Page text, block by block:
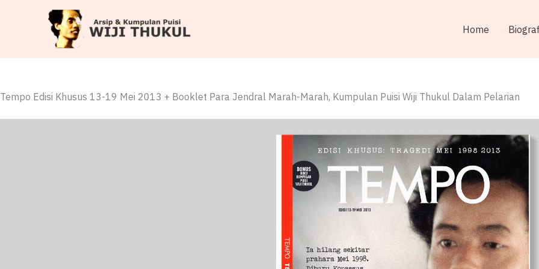
Home
Tempo Edisi Khusus 13-19 Mei 2013 + Booklet Para Jendral Marah-Marah, Kumpulan Puisi Wiji Thukul Dalam Pelarian